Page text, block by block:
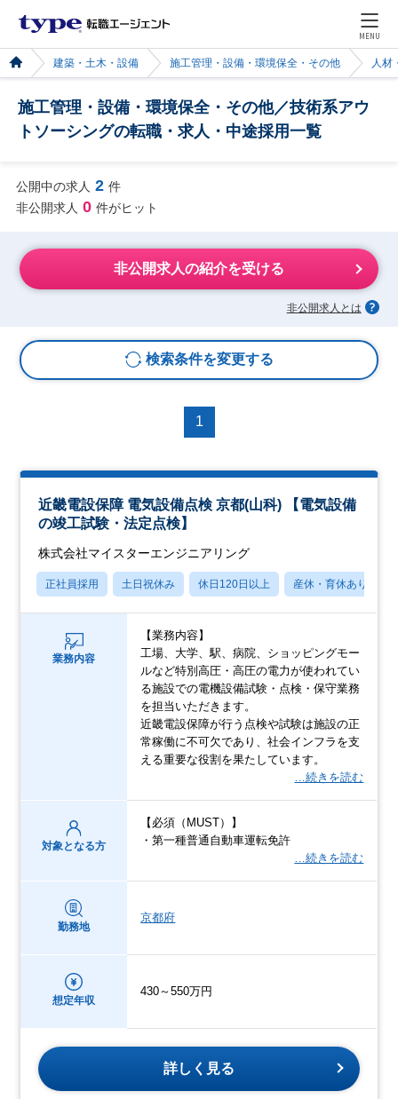
MENU
建築・土木・設備 施工管理・設備・環境保全・その他 人材
施工管理・設備・環境保全・その他／技術系アウ
トソーシングの転職・求人・中途採用一覧
公開中の求人 2 件
非公開求人 0 件がヒット
非公開求人の紹介を受ける
非公開求人とは
検索条件を変更する
1
近畿電設保障 電気設備点検 京都(山科) 【電気設備
の竣工試験・法定点検】
株式会社マイスターエンジニアリング
正社員採用 土日祝休み 休日120日以上 産休・育休あり
業務内容
【業務内容】
工場、大学、駅、病院、ショッピングモー
ルなど特別高圧・高圧の電力が使われてい
る施設での電機設備試験・点検・保守業務
を担当いただきます。
近畿電設保障が行う点検や試験は施設の正
常稼働に不可欠であり、社会インフラを支
える重要な役割を果たしています。
…続きを読む
対象となる方
【必須（MUST）】
・第一種普通自動車運転免許
…続きを読む
勤務地
京都府
想定年収
430～550万円
詳しく見る